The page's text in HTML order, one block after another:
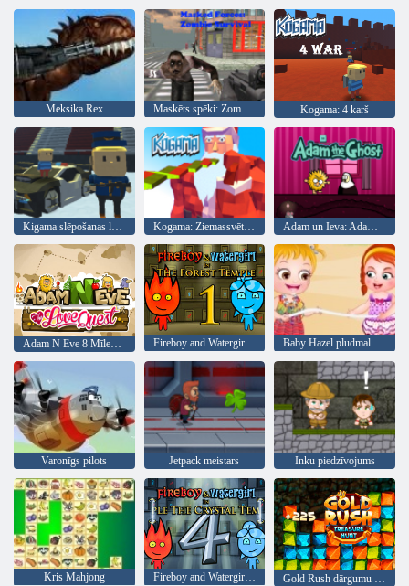
Meksika Rex Maskēts spēki: Zombie Survival Kogama: 4 karš
Kogama: Ziemassvētku parks
Adam N Eve 8 Mīlestības kvestu Fireboy and Watergirl 1: Meža templis Baby Hazel pludmales ballīte
Varonīgs pilots Jetpack meistars Inku piedzīvojums
Kris Mahjong Fireboy and Watergirl 4: Kristāla templis